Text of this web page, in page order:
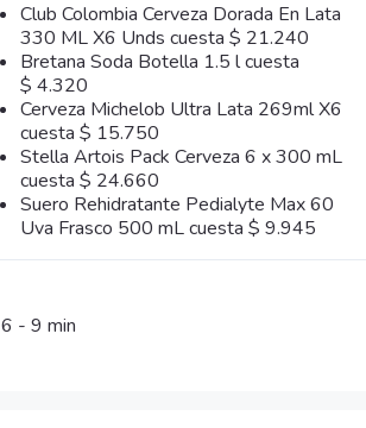
Club Colombia Cerveza Dorada En Lata
330 ML X6 Unds cuesta $ 21.240
Bretana Soda Botella 1.5 l cuesta
$ 4.320
Cerveza Michelob Ultra Lata 269ml X6
cuesta $ 15.750
Stella Artois Pack Cerveza 6 x 300 mL
cuesta $ 24.660
Suero Rehidratante Pedialyte Max 60
Uva Frasco 500 mL cuesta $ 9.945
6 - 9 min